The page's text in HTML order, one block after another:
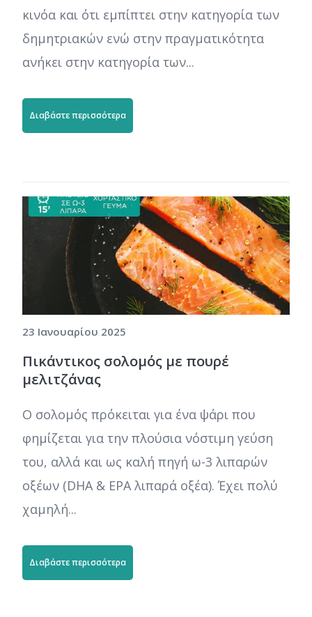
κινόα και ότι εμπίπτει στην κατηγορία των
δημητριακών ενώ στην πραγματικότητα
ανήκει στην κατηγορία των...
Διαβάστε περισσότερα
23 Ιανουαρίου 2025
Πικάντικος σολομός με πουρέ
μελιτζάνας
Ο σολομός πρόκειται για ένα ψάρι που
φημίζεται για την πλούσια νόστιμη γεύση
του, αλλά και ως καλή πηγή ω-3 λιπαρών
οξέων (DHA & EPA λιπαρά οξέα). Έχει πολύ
χαμηλή...
Διαβάστε περισσότερα